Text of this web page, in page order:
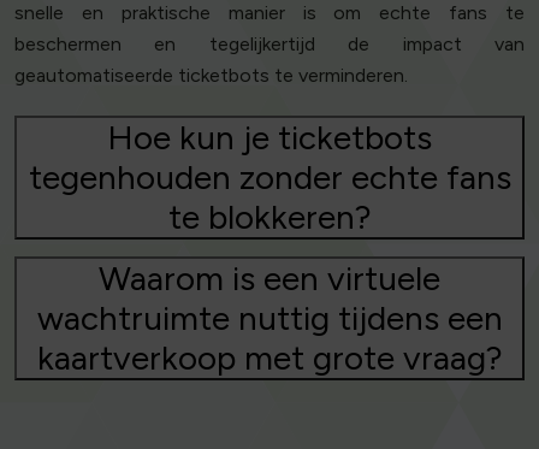
snelle en praktische manier is om echte fans te
beschermen en tegelijkertijd de impact van
geautomatiseerde ticketbots te verminderen.
Hoe kun je ticketbots
tegenhouden zonder echte fans
te blokkeren?
Waarom is een virtuele
wachtruimte nuttig tijdens een
kaartverkoop met grote vraag?